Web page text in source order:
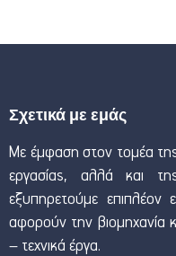
Σχετικά με εμάς
Με έμφαση στον τομέα της
εργασίας, αλλά και
εξυπηρετούμε επιπλέον
αφορούν την βιομηχανία
– τεχνικά έργα.